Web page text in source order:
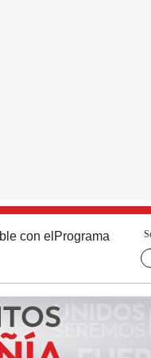
con el Programa